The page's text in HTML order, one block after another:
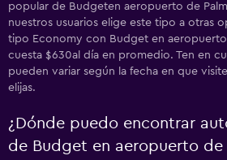
popular de Budgeten aeropuerto de
nuestros usuarios elige este tipo a otras
tipo Economy con Budget en aeropuerto
cuesta $630al día en promedio. Ten en
pueden variar según la fecha en que
elijas.
¿Dónde puedo encontrar
de Budget en aeropuerto de